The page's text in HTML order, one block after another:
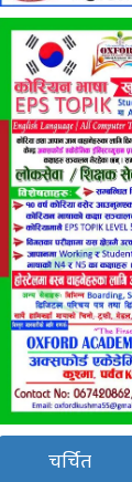
चर्चित